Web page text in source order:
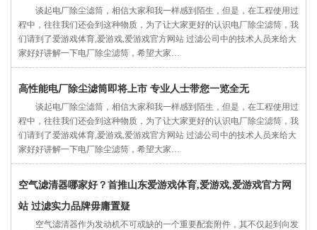
谈起电厂除尘滤筒，相信大家和我一样感到陌生，但是，在工程使用过
程中，往往我们还会到这种物质，为了让大家更好的认识电厂除尘滤筒，我
们请到了爱游戏体育,爱游戏,爱游戏官方网站 过滤公司中的技术人员来给大
家好好讲解一下电厂除尘滤筒，希望大家…
高性能电厂除尘滤筒即将上市 专业人士带您一览全无
谈起电厂除尘滤筒，相信大家和我一样感到陌生，但是，在工程使用过
程中，往往我们还会到这种物质，为了让大家更好的认识电厂除尘滤筒，我
们请到了爱游戏体育,爱游戏,爱游戏官方网站 过滤公司中的技术人员来给大
家好好讲解一下电厂除尘滤筒，希望大家…
空气滤清器哪家好？首推山东爱游戏体育,爱游戏,爱游戏官方网
站 过滤实力品牌毋庸置疑
空气滤清器作为发动机不可或缺的一个重要配套附件，其不仅起到向发